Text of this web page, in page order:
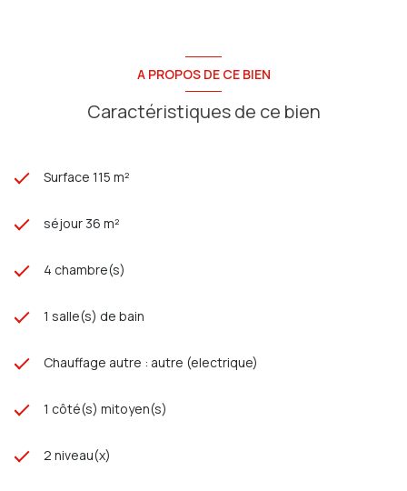
A PROPOS DE CE BIEN
Caractéristiques de ce bien
Surface 115 m²
séjour 36 m²
4 chambre(s)
1 salle(s) de bain
Chauffage autre : autre (electrique)
1 côté(s) mitoyen(s)
2 niveau(x)